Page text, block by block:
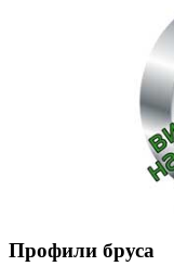
Профили бруса